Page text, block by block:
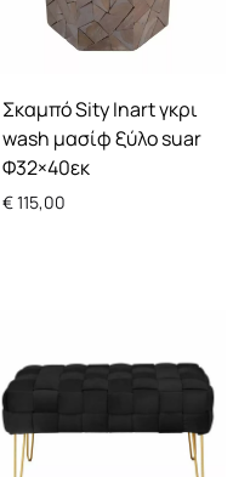
Σκαμπό Sity Inart γκρι
wash μασίφ ξύλο suar
Φ32×40εκ
€115,00